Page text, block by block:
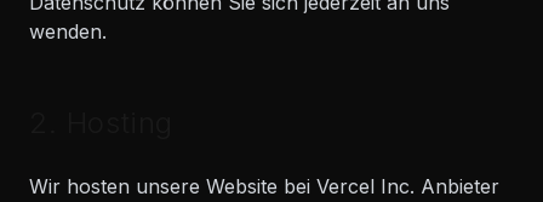
wenden.
Wir hosten unsere Website bei Vercel Inc. Anbieter